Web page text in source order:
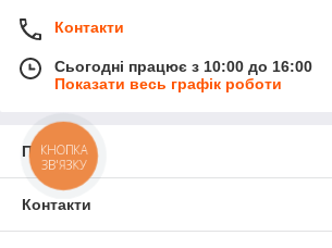
Контакти
Сьогодні працює з 10:00 до 16:00
Показати весь графік роботи
Про нас
Контакти
КНОПКА
ЗВ'ЯЗКУ